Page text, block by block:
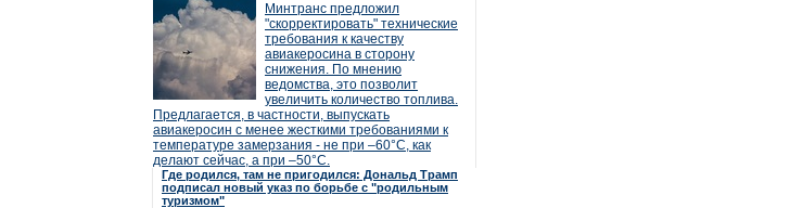
Минтранс предложил
"скорректировать" технические
требования к качеству
авиакеросина в сторону
снижения. По мнению
ведомства, это позволит
увеличить количество топлива.
Предлагается, в частности, выпускать
авиакеросин с менее жесткими требованиями к
температуре замерзания - не при –60°C, как
делают сейчас, а при –50°C.
Где родился, там не пригодился: Дональд Трамп
подписал новый указ по борьбе с "родильным
туризмом"